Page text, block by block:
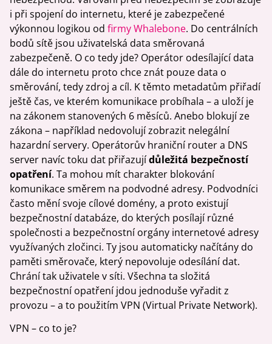
i při spojení do internetu, které je zabezpečené
výkonnou logikou od firmy Whalebone. Do centrálních
bodů sítě jsou uživatelská data směrovaná
zabezpečeně. O co tedy jde? Operátor odesílající data
dále do internetu proto chce znát pouze data o
směrování, tedy zdroj a cíl. K těmto metadatům přiřadí
ještě čas, ve kterém komunikace probíhala – a uloží je
na zákonem stanovených 6 měsíců. Anebo blokují ze
zákona – například nedovolují zobrazit nelegální
hazardní servery. Operátorův hraniční router a DNS
server navíc toku dat přiřazujídůležitá bezpečností
opatření. Ta mohou mít charakter blokování
komunikace směrem na podvodné adresy. Podvodníci
často mění svoje cílové domény, a proto existují
bezpečnostní databáze, do kterých posílají různé
společnosti a bezpečnostní orgány internetové adresy
využívaných zločinci. Ty jsou automaticky načítány do
paměti směrovače, který nepovoluje odesílání dat.
Chrání tak uživatele v síti. Všechna ta složitá
bezpečnostní opatření jdou jednoduše vyřadit z
provozu – a to použitím VPN (Virtual Private Network).
VPN – co to je?